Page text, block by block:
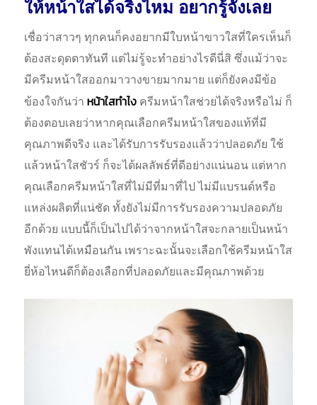
ให้หน้าใสได้จริงไหม อยากรู้จังเลย
เชื่อว่าสาวๆ ทุกคนก็คงอยากมีใบหน้าขาวใสที่ใครเห็นก็
ต้องสะดุดตาทันที แต่ไม่รู้จะทำอย่างไรดีนี่สิ ซึ่งแม้ว่าจะ
มีครีมหน้าใสออกมาวางขายมากมาย แต่ก็ยังคงมีข้อ
ข้องใจกันว่า หน้าใสทําไงครีมหน้าใสช่วยได้จริงหรือไม่ ก็
ต้องตอบเลยว่าหากคุณเลือกครีมหน้าใสของแท้ที่มี
คุณภาพดีจริง และได้รับการรับรองแล้วว่าปลอดภัย ใช้
แล้วหน้าใสชัวร์ ก็จะได้ผลลัพธ์ที่ดีอย่างแน่นอน แต่หาก
คุณเลือกครีมหน้าใสที่ไม่มีที่มาที่ไป ไม่มีแบรนด์หรือ
แหล่งผลิตที่แน่ชัด ทั้งยังไม่มีการรับรองความปลอดภัย
อีกด้วย แบบนี้ก็เป็นไปได้ว่าจากหน้าใสจะกลายเป็นหน้า
พังแทนได้เหมือนกัน เพราะฉะนั้นจะเลือกใช้ครีมหน้าใส
ยี่ห้อไหนดีก็ต้องเลือกที่ปลอดภัยและมีคุณภาพด้วย